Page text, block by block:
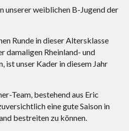
unserer weiblichen B-Jugend der
Runde in dieser Altersklasse
damaligen Rheinland- und
ist unser Kader in diesem Jahr
Team, bestehend aus Eric
eine gute Saison in
bestreiten zu können.